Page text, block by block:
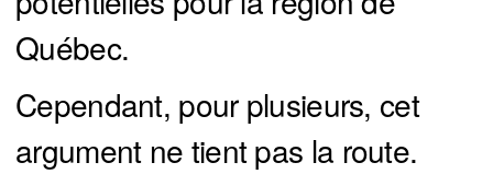
Québec.
Cependant, pour plusieurs, cet
argument ne tient pas la route.